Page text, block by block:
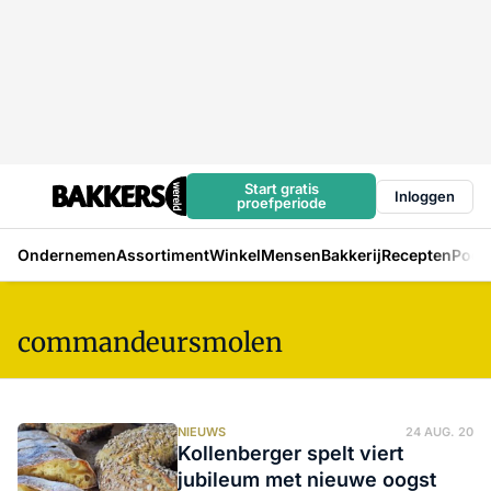
Start gratis
proefperiode
Inloggen
OndernemenAssortimentWinkelMensenBakkerijRecepten
commandeursmolen
NIEUWS 24 AUG. 20
Kollenberger spelt viert
jubileum met nieuwe oogst